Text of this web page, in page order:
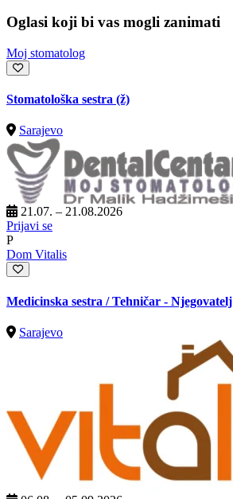
Oglasi koji bi vas mogli zanimati
Moj stomatolog
Stomatološka sestra (ž)
Sarajevo
21.07. – 21.08.2026
Prijavi se
P
Dom Vitalis
Medicinska sestra / Tehničar - Njegovatelj
Sarajevo